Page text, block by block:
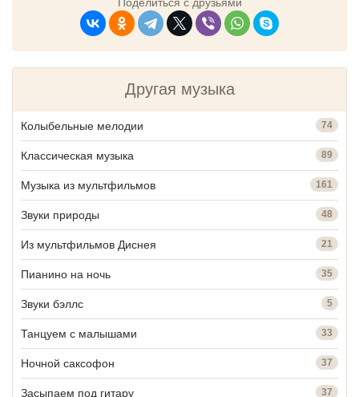
Поделиться с друзьями
Другая музыка
Колыбельные мелодии 74
Классическая музыка 89
Музыка из мультфильмов 161
Звуки природы 48
Из мультфильмов Диснея 21
Пианино на ночь 35
Звуки бэллс 5
Танцуем с малышами 33
Ночной саксофон 37
Засыпаем под гитару 37